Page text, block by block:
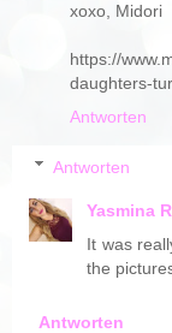
xoxo, Midori
https://
daughters-
Antworten
Antworten
Yasmina
It was
the
Antworten